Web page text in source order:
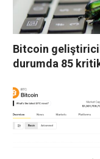
Bitcoin
durumda 85